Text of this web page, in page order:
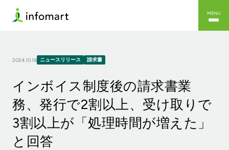
MENU
2024.10.18 ニュースリリース 請求書
インボイス制度後の請求書業
務、発行で2割以上、受け取りで
3割以上が「処理時間が増えた」
と回答